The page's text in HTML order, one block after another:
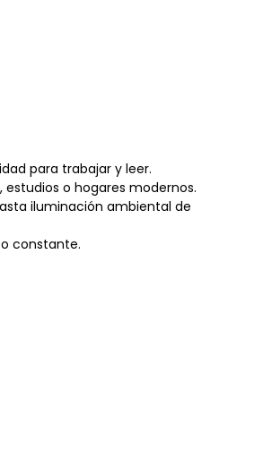
para trabajar y leer.
o hogares modernos.
iluminación ambiental de
constante.